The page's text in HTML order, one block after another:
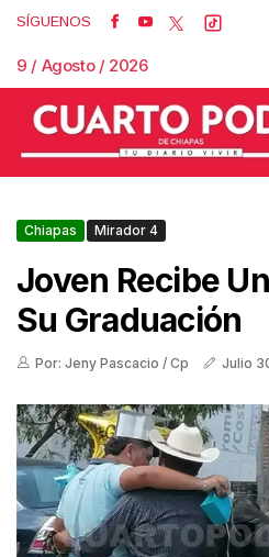
SÍGUENOS
9 / Agosto / 2026
Chiapas Mirador 4
Joven Recibe
Su Graduación
Por: Jeny Pascacio / Cp Julio